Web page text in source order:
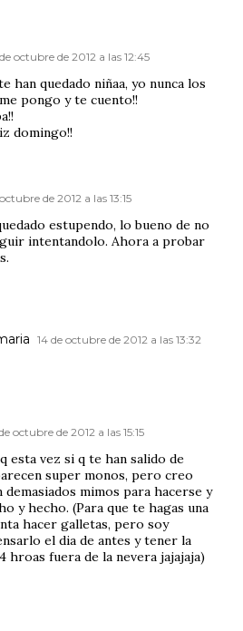
octubre de 2012 a las 12:45
han quedado niñaa, yo nunca los
pongo y te cuento!!
domingo!!
de 2012 a las 13:15
estupendo, lo bueno de no
intentandolo. Ahora a probar
14 de octubre de 2012 a las 13:32
octubre de 2012 a las 15:15
esta vez si q te han salido de
super monos, pero creo
demasiados mimos para hacerse y
y hecho. (Para que te hagas una
hacer galletas, pero soy
el dia de antes y tener la
hroas fuera de la nevera jajajaja)